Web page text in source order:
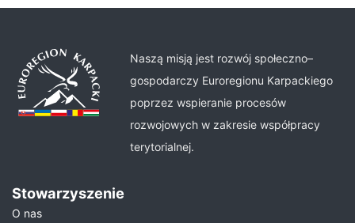
Naszą misją jest rozwój społeczno–
gospodarczy Euroregionu Karpackiego
poprzez wspieranie procesów
rozwojowych w zakresie współpracy
terytorialnej.
Stowarzyszenie
O nas